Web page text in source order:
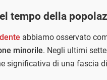
tempo della
abbiamo osservato
minorile. Negli ultimi
significativa di una fascia